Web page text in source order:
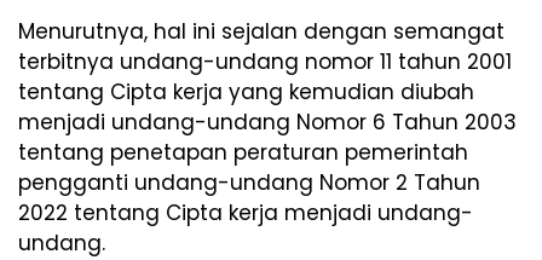
Menurutnya, hal ini sejalan dengan semangat
terbitnya undang-undang nomor 11 tahun 2001
tentang Cipta kerja yang kemudian diubah
menjadi undang-undang Nomor 6 Tahun 2003
tentang penetapan peraturan pemerintah
pengganti undang-undang Nomor 2 Tahun
2022 tentang Cipta kerja menjadi undang-
undang.